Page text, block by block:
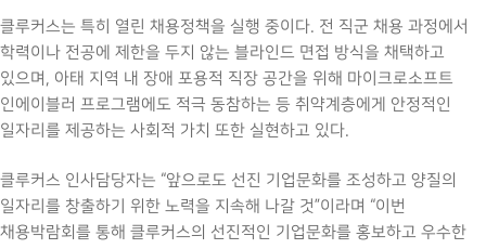
클루커스는 특히 열린 채용정책을 실행 중이다. 전 직군 채용 과정에서
학력이나 전공에 제한을 두지 않는 블라인드 면접 방식을 채택하고
있으며, 아태 지역 내 장애 포용적 직장 공간을 위해 마이크로소프트
인에이블러 프로그램에도 적극 동참하는 등 취약계층에게 안정적인
일자리를 제공하는 사회적 가치 또한 실현하고 있다.
클루커스 인사담당자는 “앞으로도 선진 기업문화를 조성하고 양질의
일자리를 창출하기 위한 노력을 지속해 나갈 것”이라며 “이번
채용박람회를 통해 클루커스의 선진적인 기업문화를 홍보하고 우수한